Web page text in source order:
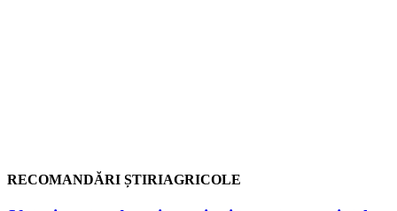
RECOMANDĂRI ȘTIRIAGRICOLE